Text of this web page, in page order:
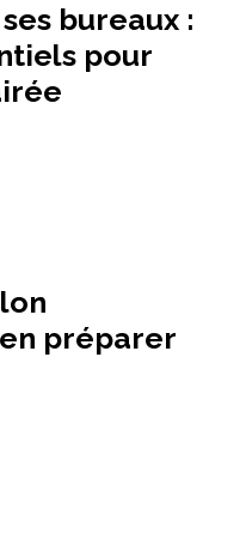
bureaux :
pour
préparer